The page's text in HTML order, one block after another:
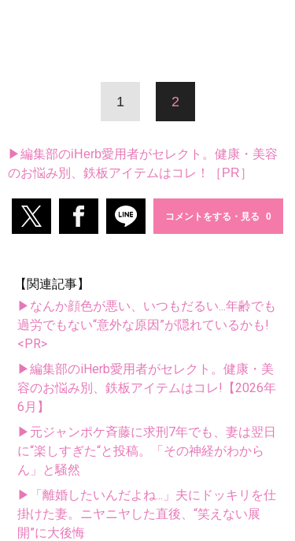
1 2
▶編集部のiHerb愛用者がセレクト。健康・美容
のお悩み別、鉄板アイテムはコレ！［PR］
コメントをする・見る
【関連記事】
▶なんか顔色が悪い、いつもだるい...年齢でも
過労でもない“意外な原因”が隠れているかも!
<PR>
▶編集部のiHerb愛用者がセレクト。健康・美
容のお悩み別、鉄板アイテムはコレ!【2026年
6月】
▶元ジャンポケ斉藤に求刑7年でも、妻は翌日
に“楽しすぎた“と投稿。「その神経がわから
ん」と騒然
▶「離婚したいんだよね...」夫にドッキリを仕
掛けた妻。ニヤニヤした直後、“笑えない展
開”に大後悔